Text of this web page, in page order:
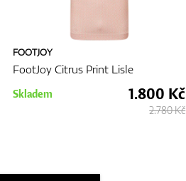
FOOTJOY
FootJoy Citrus Print Lisle
Skladem 1.800 Kč
2.780 Kč